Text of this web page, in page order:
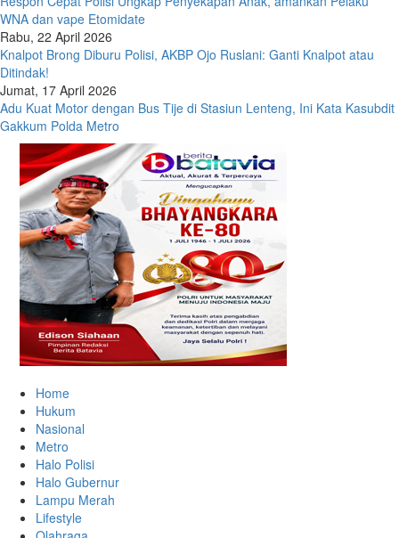
WNA dan vape Etomidate
Rabu, 22 April 2026
Knalpot Brong Diburu Polisi, AKBP Ojo Ruslani: Ganti Knalpot atau
Ditindak!
Jumat, 17 April 2026
Adu Kuat Motor dengan Bus Tije di Stasiun Lenteng, Ini Kata Kasubdit
Gakkum Polda Metro
Home
Hukum
Nasional
Metro
Halo Polisi
Halo Gubernur
Lampu Merah
Lifestyle